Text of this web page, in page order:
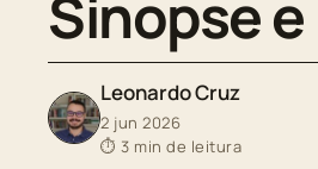
Sinopse
Leonardo Cruz
2 jun 2026
⏱ 3 min de leitura